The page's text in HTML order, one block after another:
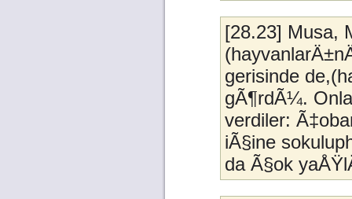
[28.23] Musa,
gerisinde
gÃ¶rdÃ¼.
verdiler:
iÃ§ine
da Ã§ok